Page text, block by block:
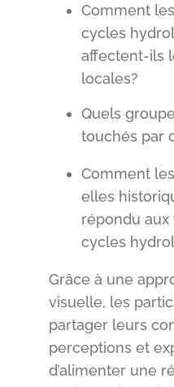
Comment
cycles
affectent-ils
locales?
Quels
touchés par
Comment
elles
répondu aux
cycles
Grâce à une
visuelle, les
partager leurs
perceptions et
d’alimenter une